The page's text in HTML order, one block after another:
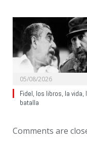
05/08/2026
Fidel, los libros, la vida,
batalla
Comments are